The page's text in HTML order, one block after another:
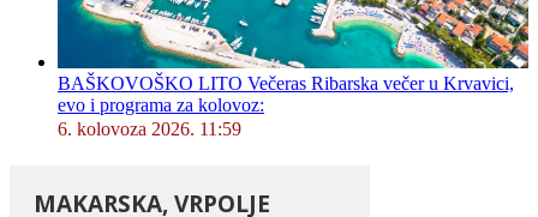
BAŠKOVOŠKO LITO Večeras Ribarska večer u Krvavici,
evo i programa za kolovoz:
6. kolovoza 2026. 11:59